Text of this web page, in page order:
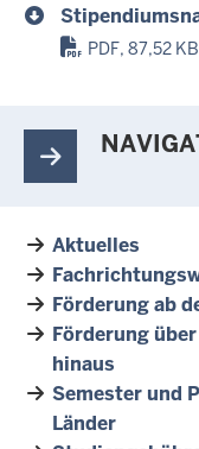
PDF, 87,52 KB
Aktuelles
Förderung ab
Förderung
hinaus
Semester und
Länder